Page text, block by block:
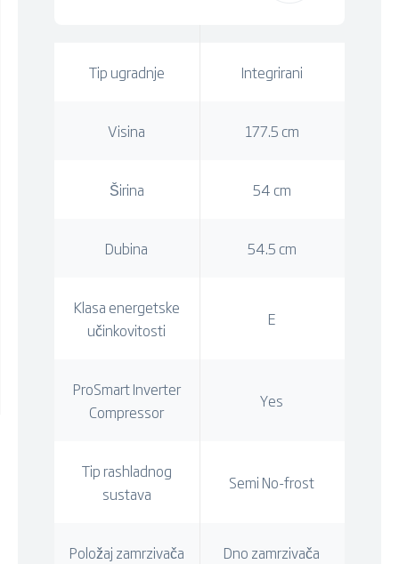
Tip ugradnje Integrirani
Visina 177.5 cm
Širina 54 cm
Dubina 54.5 cm
Klasa energetske
učinkovitosti
E
ProSmart Inverter
Compressor
Yes
Tip rashladnog
sustava
Semi No-frost
Položaj zamrzivača Dno zamrzivača